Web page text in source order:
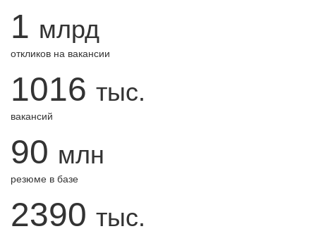
1 млрд
откликов на вакансии
1016 тыс.
вакансий
90 млн
резюме в базе
2390 тыс.